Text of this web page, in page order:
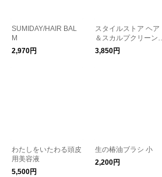
SUMIDAY/HAIR BAL
M
2,970円
スタイルストア ヘア
＆スカルプクリーンブ
ラシ
3,850円
わたしをいたわる頭皮
用美容液
5,500円
生の椿油ブラシ 小
2,200円